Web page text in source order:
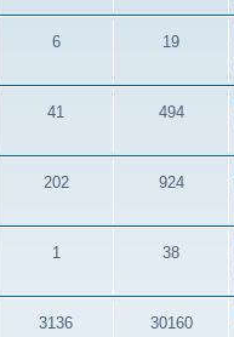
6 19
41 494
202 924
1 38
3136 30160